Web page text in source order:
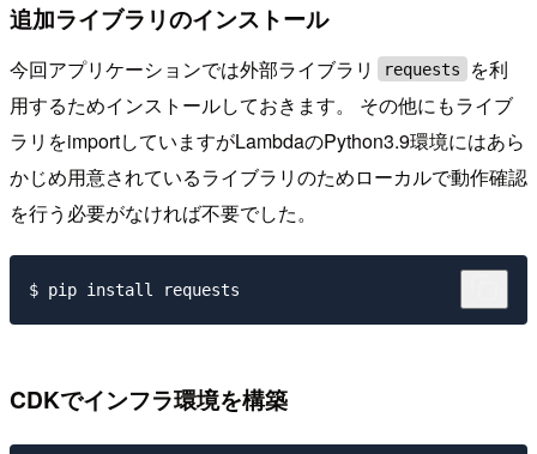
追加ライブラリのインストール
今回アプリケーションでは外部ライブラリ requests
を利
用するためインストールしておきます。 その他にもライブ
ラリをimportしていますがLambdaのPython3.9環境にはあら
かじめ用意されているライブラリのためローカルで動作確認
を行う必要がなければ不要でした。
CDKでインフラ環境を構築